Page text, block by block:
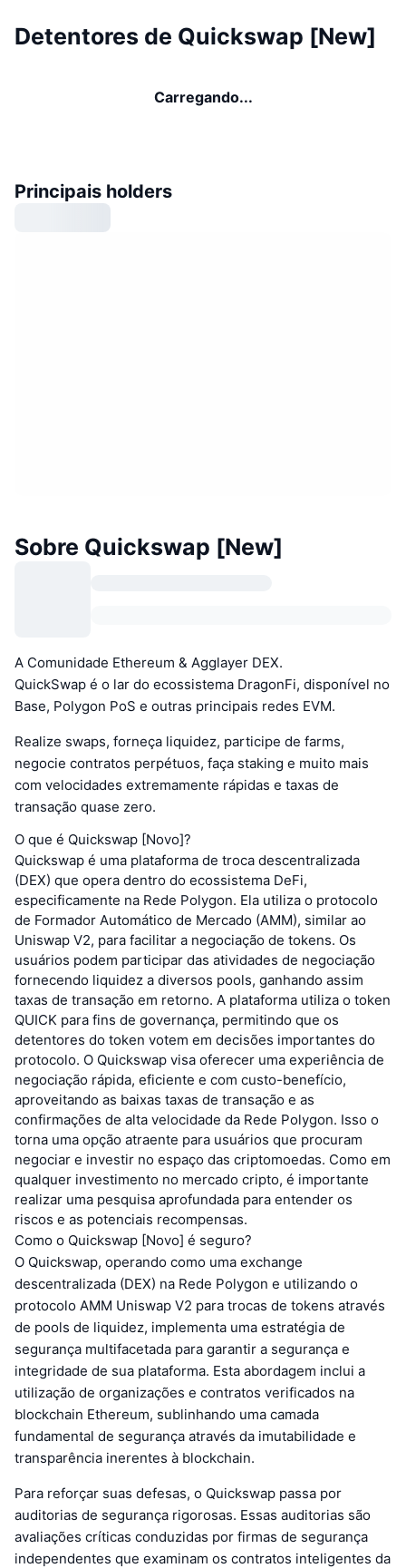
Detentores de Quickswap [New]
Carregando...
Principais holders
Sobre Quickswap [New]
A Comunidade Ethereum & Agglayer DEX.
QuickSwap é o lar do ecossistema DragonFi, disponível no
Base, Polygon PoS e outras principais redes EVM.
Realize swaps, forneça liquidez, participe de farms,
negocie contratos perpétuos, faça staking e muito mais
com velocidades extremamente rápidas e taxas de
transação quase zero.
O que é Quickswap [Novo]?
Quickswap é uma plataforma de troca descentralizada
(DEX) que opera dentro do ecossistema DeFi,
especificamente na Rede Polygon. Ela utiliza o protocolo
de Formador Automático de Mercado (AMM), similar ao
Uniswap V2, para facilitar a negociação de tokens. Os
usuários podem participar das atividades de negociação
fornecendo liquidez a diversos pools, ganhando assim
taxas de transação em retorno. A plataforma utiliza o token
QUICK para fins de governança, permitindo que os
detentores do token votem em decisões importantes do
protocolo. O Quickswap visa oferecer uma experiência de
negociação rápida, eficiente e com custo-benefício,
aproveitando as baixas taxas de transação e as
confirmações de alta velocidade da Rede Polygon. Isso o
torna uma opção atraente para usuários que procuram
negociar e investir no espaço das criptomoedas. Como em
qualquer investimento no mercado cripto, é importante
realizar uma pesquisa aprofundada para entender os
riscos e as potenciais recompensas.
Como o Quickswap [Novo] é seguro?
O Quickswap, operando como uma exchange
descentralizada (DEX) na Rede Polygon e utilizando o
protocolo AMM Uniswap V2 para trocas de tokens através
de pools de liquidez, implementa uma estratégia de
segurança multifacetada para garantir a segurança e
integridade de sua plataforma. Esta abordagem inclui a
utilização de organizações e contratos verificados na
blockchain Ethereum, sublinhando uma camada
fundamental de segurança através da imutabilidade e
transparência inerentes à blockchain.
Para reforçar suas defesas, o Quickswap passa por
auditorias de segurança rigorosas. Essas auditorias são
avaliações críticas conduzidas por firmas de segurança
independentes que examinam os contratos inteligentes da